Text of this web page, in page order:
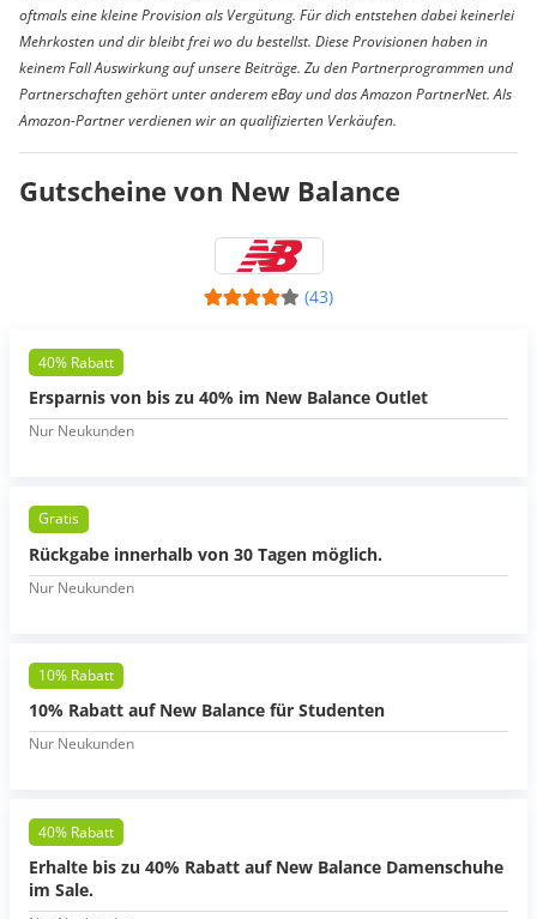
oftmals eine kleine Provision als Vergütung. Für dich entstehen dabei keinerlei
Mehrkosten und dir bleibt frei wo du bestellst. Diese Provisionen haben in
keinem Fall Auswirkung auf unsere Beiträge. Zu den Partnerprogrammen und
Partnerschaften gehört unter anderem eBay und das Amazon PartnerNet. Als
Amazon-Partner verdienen wir an qualifizierten Verkäufen.
Gutscheine von New Balance
(43)
40% Rabatt
Ersparnis von bis zu 40% im New Balance Outlet
Nur Neukunden
Gratis
Rückgabe innerhalb von 30 Tagen möglich.
Nur Neukunden
10% Rabatt
10% Rabatt auf New Balance für Studenten
Nur Neukunden
40% Rabatt
Erhalte bis zu 40% Rabatt auf New Balance Damenschuhe
im Sale.